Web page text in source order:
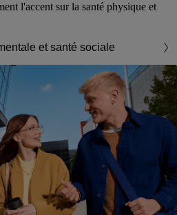
l'accent sur la santé physique et
et santé sociale